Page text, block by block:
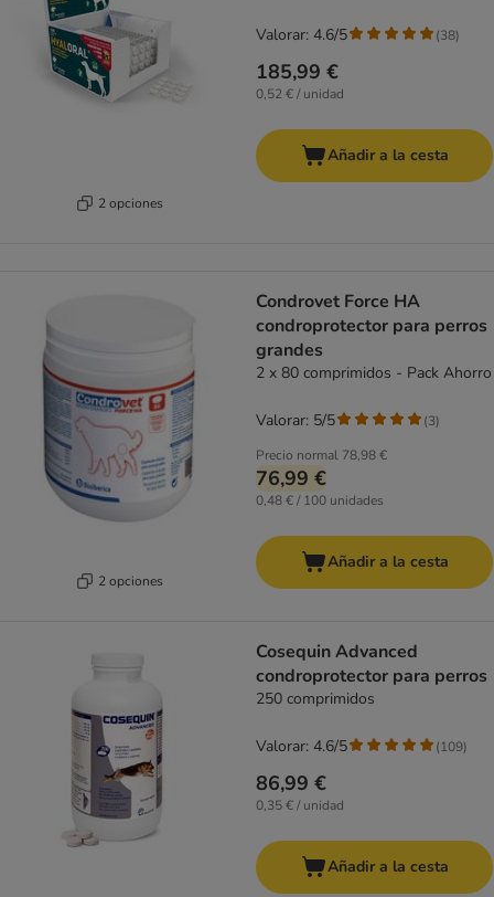
2 opciones
185,99 €
0,52 € / unidad
Valorar: 4.6/5 (38)
Añadir a la cesta
2 opciones
Condrovet Force HA
condroprotector para perros
grandes
2 x 80 comprimidos - Pack Ahorro
Precio normal 78,98 €
76,99 €
0,48 € / 100 unidades
Valorar: 5/5 (3)
Añadir a la cesta
Cosequin Advanced
condroprotector para perros
250 comprimidos
86,99 €
0,35 € / unidad
Valorar: 4.6/5 (109)
Añadir a la cesta